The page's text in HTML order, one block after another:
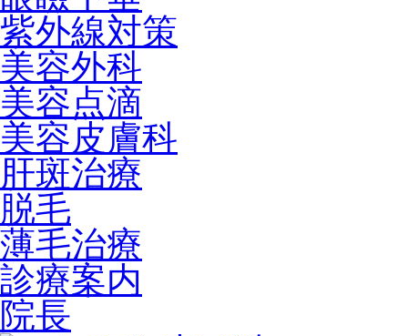
紫外線対策
美容外科
美容点滴
美容皮膚科
肝斑治療
脱毛
薄毛治療
診療案内
院長